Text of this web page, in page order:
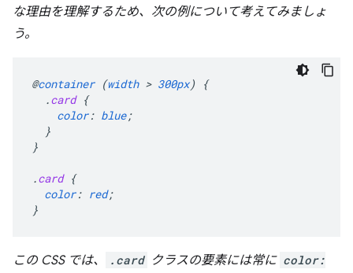
な理由を理解するため、次の例について考えてみましょ
う。
@container (width > 300px)
{
.card {
color: blue;
}
}
.card {
color: red;
}
この CSS では、 .card クラスの要素には常に color: